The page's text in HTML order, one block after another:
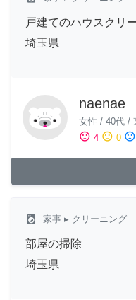
戸建てのハウスクリ
埼玉県
naenae
女性 / 40代 /
sentiment_satisfied 4 sentiment_neutral 0 sentiment_dissatisfied
local_laundry_service 家事 ▸ クリーニング
部屋の掃除
埼玉県